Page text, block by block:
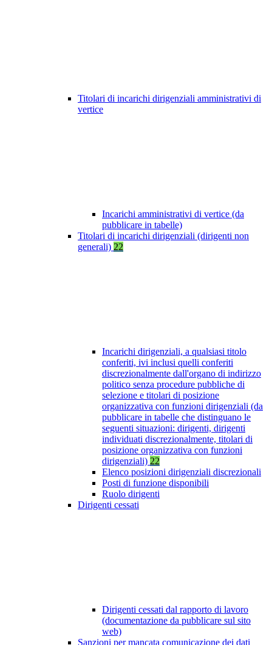
Titolari di incarichi dirigenziali amministrativi di
vertice
Incarichi amministrativi di vertice (da
pubblicare in tabelle)
Titolari di incarichi dirigenziali (dirigenti non
generali) 22
Incarichi dirigenziali, a qualsiasi titolo
conferiti, ivi inclusi quelli conferiti
discrezionalmente dall'organo di indirizzo
politico senza procedure pubbliche di
selezione e titolari di posizione
organizzativa con funzioni dirigenziali (da
pubblicare in tabelle che distinguano le
seguenti situazioni: dirigenti, dirigenti
individuati discrezionalmente, titolari di
posizione organizzativa con funzioni
dirigenziali) 22
Elenco posizioni dirigenziali discrezionali
Posti di funzione disponibili
Ruolo dirigenti
Dirigenti cessati
Dirigenti cessati dal rapporto di lavoro
(documentazione da pubblicare sul sito
web)
Sanzioni per mancata comunicazione dei dati